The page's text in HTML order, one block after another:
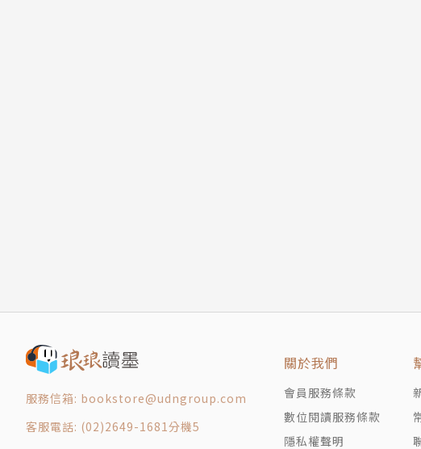
服務信箱: bookstore@udngroup.com
客服電話: (02)2649-1681分機5
關於我們
會員服務條款
數位閱讀服務條款
隱私權聲明